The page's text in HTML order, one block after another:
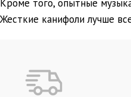
Кроме того, опытные
Жесткие канифоли лучше